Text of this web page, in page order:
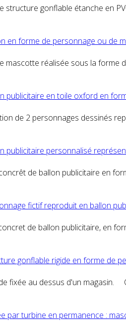
structure gonflable étanche en
en forme de personnage ou de
mascotte réalisée sous la forme
publicitaire en toile oxford en
de 2 personnages dessinés
publicitaire personnalisé
de ballon publicitaire en
fictif reproduit en ballon
de ballon publicitaire, en
gonflable rigide en forme de
fixée au dessus d'un magasin.
par turbine en permanence :